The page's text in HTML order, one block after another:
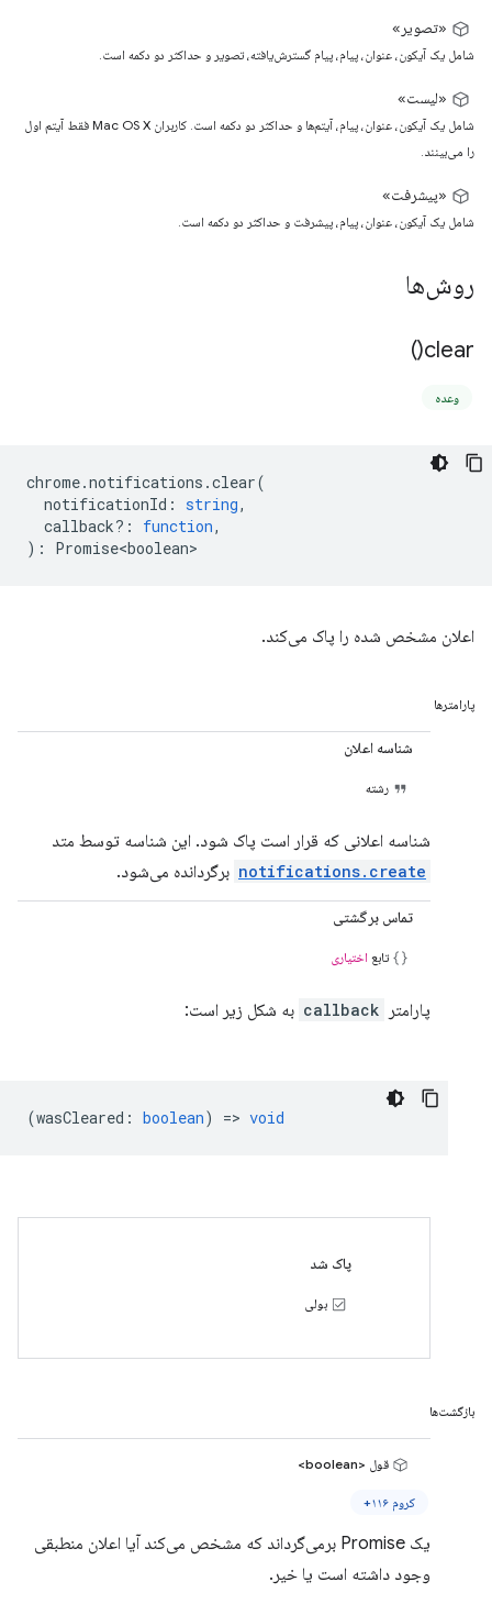
«تصویر»
شامل یک آیکون، عنوان، پیام، پیام گسترش‌یافته، تصویر و حداکثر دو دکمه است.
«لیست»
شامل یک آیکون، عنوان، پیام، آیتم‌ها و حداکثر دو دکمه است. کاربران Mac OS X فقط آیتم اول
را می‌بینند.
«پیشرفت»
شامل یک آیکون، عنوان، پیام، پیشرفت و حداکثر دو دکمه است.
روش‌ها
clear(
)
وعده
chrome.notifications .clear(
notificationId : string,
callback? : function,
) : Promise<boolean>
اعلان مشخص شده را پاک می‌کند.
پارامترها
شناسه اعلان
رشته
شناسه اعلانی که قرار است پاک شود. این شناسه توسط متد
notifications.create برگردانده می‌شود.
تماس برگشتی
تابع اختیاری
پارامتر callback به شکل زیر است:
(wasCleared : boolean) => void
پاک شد
بولی
بازگشت‌ها
قول <boolean>
کروم ۱۱۶+
یک Promise برمی‌گرداند که مشخص می‌کند آیا اعلان منطبقی
وجود داشته است یا خیر.